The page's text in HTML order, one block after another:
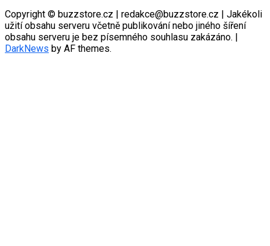
Copyright © buzzstore.cz | redakce@buzzstore.cz | Jakékoli
užití obsahu serveru včetně publikování nebo jiného šíření
obsahu serveru je bez písemného souhlasu zakázáno.
DarkNews by AF themes.